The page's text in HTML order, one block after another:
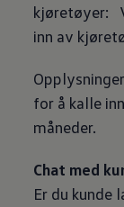
kjøretøyer:
inn av
for å kalle
måneder.
Chat med
Er du kunde